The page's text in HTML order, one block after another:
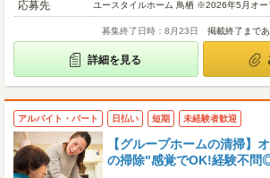
応募先 ユースタイルホーム 鳥栖 ※2026年5月オー
募集終了日時：8月23日 掲載終了まで
詳細を見る
アルバイト・パート 日払い 短期 未経験者歓迎
【グループホームの清掃】
の掃除"感覚でOK!経験不